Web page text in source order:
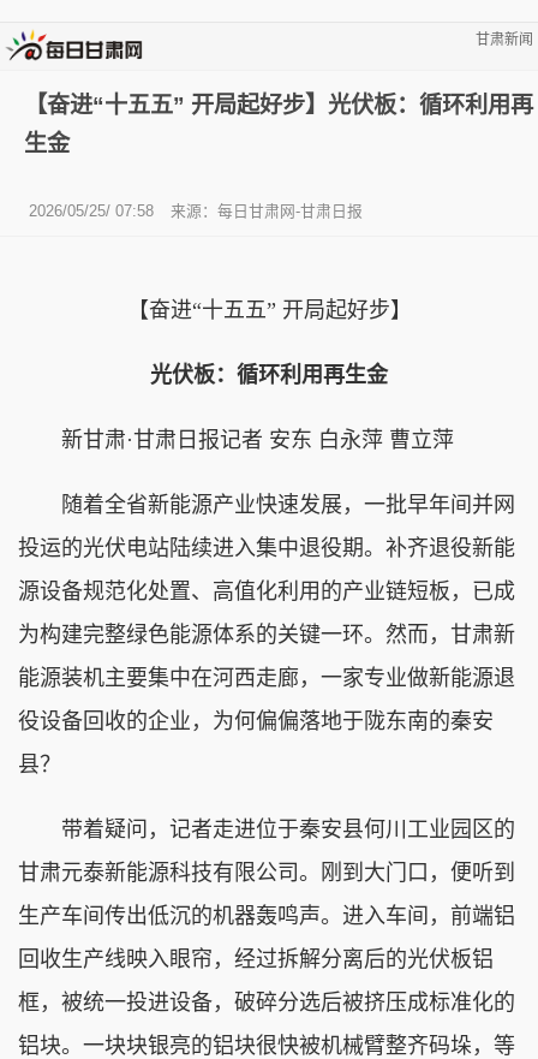
甘肃新闻
【奋进“十五五” 开局起好步】光伏板：循环利用再
生金
2026/05/25/ 07:58 来源：每日甘肃网-甘肃日报
【奋进“十五五” 开局起好步】
光伏板：循环利用再生金
新甘肃·甘肃日报记者 安东 白永萍 曹立萍
随着全省新能源产业快速发展，一批早年间并网
投运的光伏电站陆续进入集中退役期。补齐退役新能
源设备规范化处置、高值化利用的产业链短板，已成
为构建完整绿色能源体系的关键一环。然而，甘肃新
能源装机主要集中在河西走廊，一家专业做新能源退
役设备回收的企业，为何偏偏落地于陇东南的秦安
县？
带着疑问，记者走进位于秦安县何川工业园区的
甘肃元泰新能源科技有限公司。刚到大门口，便听到
生产车间传出低沉的机器轰鸣声。进入车间，前端铝
回收生产线映入眼帘，经过拆解分离后的光伏板铝
框，被统一投进设备，破碎分选后被挤压成标准化的
铝块。一块块银亮的铝块很快被机械臂整齐码垛，等